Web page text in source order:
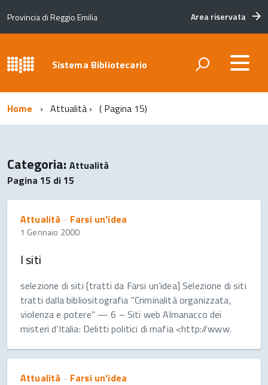
Provincia di Reggio Emilia Area riservata
Sistema Bibliotecario
Home Attualità ( Pagina 15)
Categoria: Attualità
Pagina 15 di 15
Attualità - Farsi un'idea
1 Gennaio 2000
I siti
selezione di siti [tratti da Farsi un’idea] Selezione di siti
tratti dalla bibliositografia "Criminalità organizzata,
violenza e potere" — 6 – Siti web Almanacco dei
misteri d’Italia: Delitti politici di mafia <http://www.
Attualità - Farsi un'idea